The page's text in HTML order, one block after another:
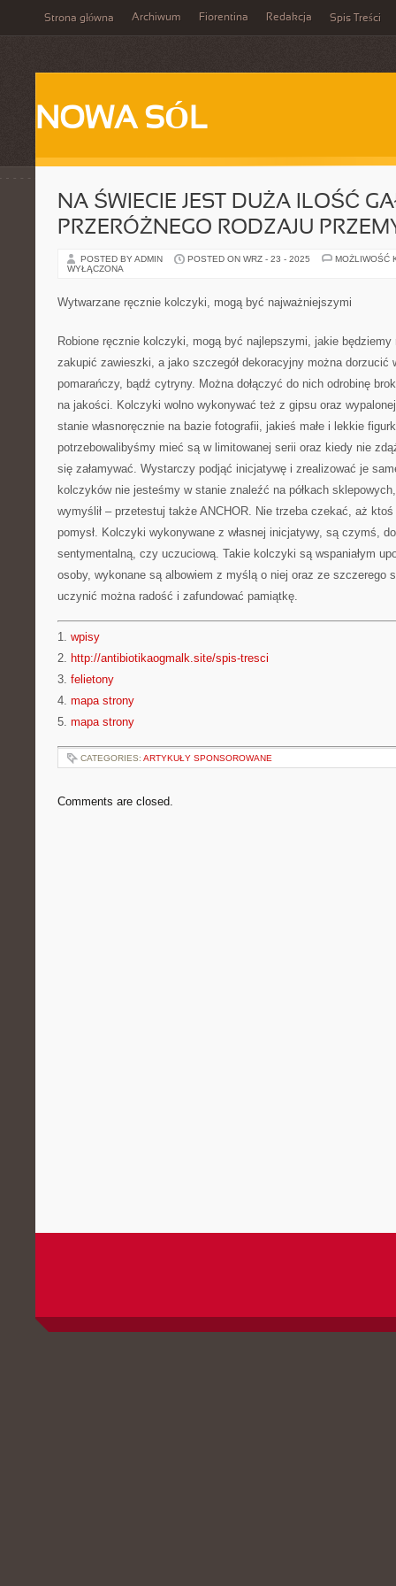
Strona główna Archiwum Fiorentina Redakcja Spis Treści
NOWA SÓL
NA ŚWIECIE JEST DUŻA ILOŚĆ
PRZERÓŻNEGO RODZAJU
POSTED BY ADMIN POSTED ON WRZ - 23 - 2025
MOŻLIWOŚĆ
WYŁĄCZONA
Wytwarzane ręcznie kolczyki, mogą być najważniejszymi
Robione ręcznie kolczyki, mogą być najlepszymi, jakie będziemy
zakupić zawieszki, a jako szczegół dekoracyjny można dorzucić
pomarańczy, bądź cytryny. Można dołączyć do nich odrobinę
na jakości. Kolczyki wolno wykonywać też z gipsu oraz
stanie własnoręcznie na bazie fotografii, jakieś małe i lekkie
potrzebowalibyśmy mieć są w limitowanej serii oraz kiedy nie
się załamywać. Wystarczy podjąć inicjatywę i zrealizować je
kolczyków nie jesteśmy w stanie znaleźć na półkach
wymyślił – przetestuj także ANCHOR. Nie trzeba czekać, aż
pomysł. Kolczyki wykonywane z własnej inicjatywy, są czymś,
sentymentalną, czy uczuciową. Takie kolczyki są wspaniałym
osoby, wykonane są albowiem z myślą o niej oraz ze szczerego
uczynić można radość i zafundować pamiątkę.
1. wpisy
2. http://antibiotikaogmalk.site/spis-tresci
3. felietony
4. mapa strony
5. mapa strony
CATEGORIES: ARTYKUŁY SPONSOROWANE
Comments are closed.